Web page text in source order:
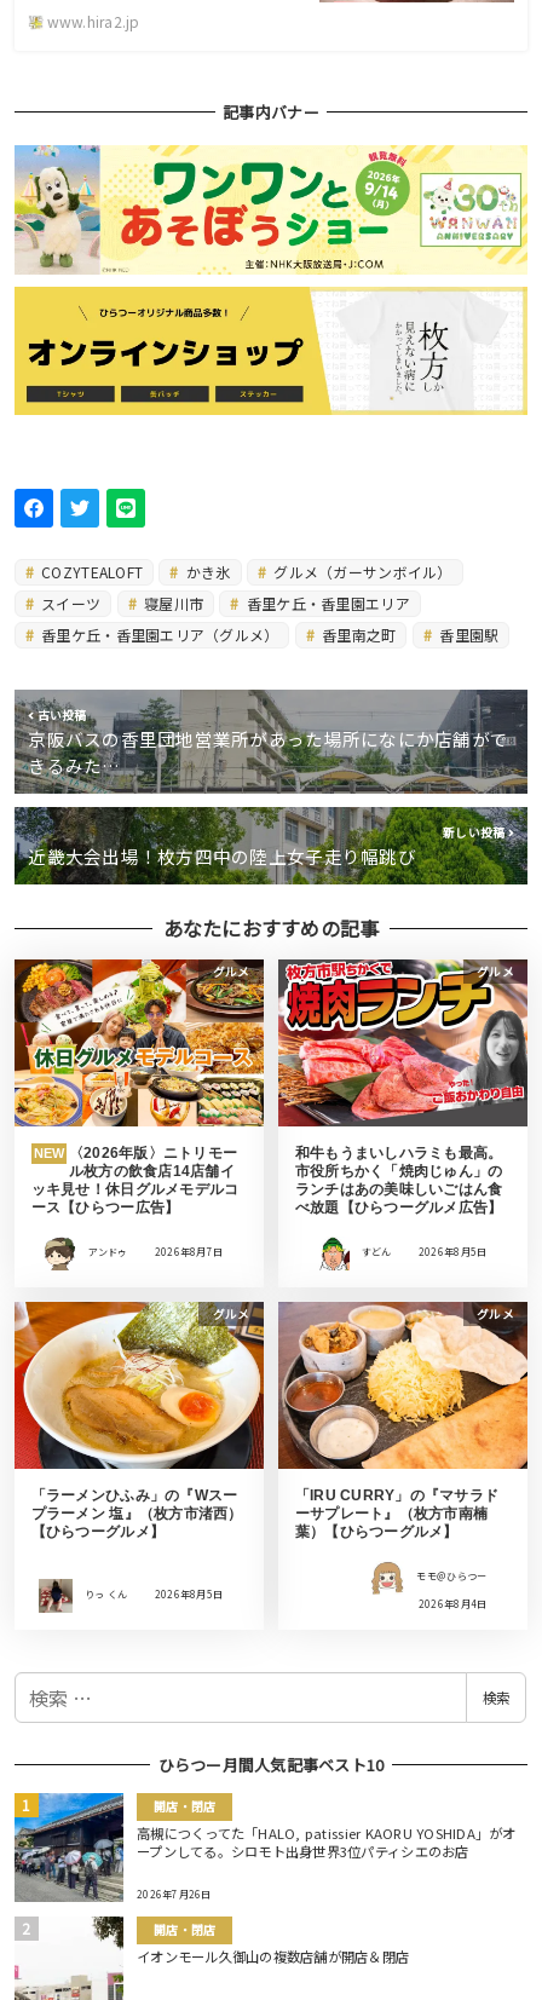
www.hira2.jp
記事内バナー
COZYTEALOFT かき氷
グルメ（ガーサンボイル）
スイーツ
寝屋川市
香里ケ丘・香里園エリア
香里ケ丘・香里園エリア（グルメ）
香里南之町 香里園駅
古い投稿
京阪バスの香里団地営業所があった場所になにか店舗がで
きるみた…
新しい投稿
近畿大会出場！枚方四中の陸上女子走り幅跳び
あなたにおすすめの記事
グルメ
NEW
〈2026年版〉ニトリモー
ル枚方の飲食店14店舗イ
ッキ見せ！休日グルメモデルコ
ース【ひらつー広告】
アンドゥ 2026年8月7日
グルメ
和牛もうまいしハラミも最高。
市役所ちかく「焼肉じゅん」の
ランチはあの美味しいごはん食
べ放題【ひらつーグルメ広告】
すどん 2026年8月5日
グルメ
「ラーメンひふみ」の『Wスー
プラーメン 塩』（枚方市渚西）
【ひらつーグルメ】
りっ くん 2026年8月5日
グルメ
「IRU CURRY」の『マサラド
ーサプレート』（枚方市南楠
葉）【ひらつーグルメ】
モモ＠ひらつー
2026年8月4日
検
検索
ひらつー月間人気記事ベスト10
開店・閉店
高槻につくってた「HALO, patissier KAORU YOSHIDA」がオ
ープンしてる。シロモト出身世界3位パティシエのお店
2026年7月26日
開店・閉店
イオンモール久御山の複数店舗が開店＆閉店